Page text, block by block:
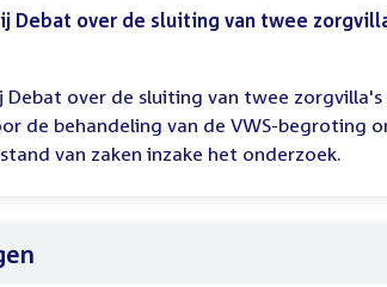
Debat over de sluiting van twee
Debat over de sluiting van twee zorgvilla's
de behandeling van de VWS-begroting
van zaken inzake het onderzoek.